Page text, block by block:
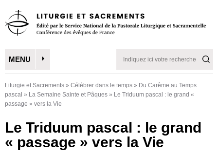
MENU
Liturgie et Sacrements » Célébrer dans le temps » Du Carême au Temps
pascal » La Semaine Sainte et Pâques » Le Triduum pascal : le grand «
passage » vers la Vie
Le Triduum pascal : le grand
« passage » vers la Vie